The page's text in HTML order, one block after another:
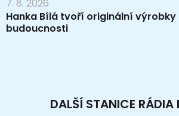
7. 8. 2026
Hanka Bílá tvoří originální
budoucnosti
DALŠÍ STANICE RÁDIA